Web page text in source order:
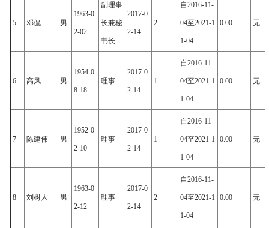
5 邓侃 男
1963-0
2-02
副理事
长兼秘
书长
2017-0
2-14
2
自2016-11-
04至2021-1
1-04
0.00 无
6 高风 男
1954-0
8-18
理事
2017-0
2-14
1
自2016-11-
04至2021-1
1-04
0.00 无
7 陈建伟 男
1952-0
2-10
理事
2017-0
2-14
1
自2016-11-
04至2021-1
1-04
0.00 无
8 刘树人 男
1963-0
2-12
理事
2017-0
2-14
2
自2016-11-
04至2021-1
1-04
0.00 无